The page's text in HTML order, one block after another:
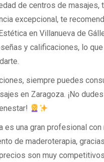
de centros de
excepcional, te
en Villanueva de
y calificaciones, lo
siempre puedes
en Zaragoza. ¡No
es una gran profesional
de maderoterapia,
son muy